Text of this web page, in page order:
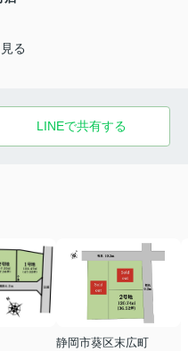
る
LINEで共有する
静岡市葵区末広町